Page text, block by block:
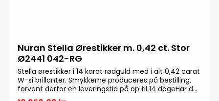
Nuran Stella Ørestikker m. 0,42 ct. Stor
Ø2441 042-RG
Stella ørestikker i 14 karat rødguld med i alt 0,42 carat
W-si brillanter. Smykkerne produceres på bestilling,
forvent derfor en leveringstid på op til 14 dageHar du
specielle ønsker, kontakt da gerne kundeservice på